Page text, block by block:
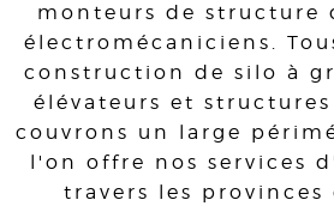
monteurs de structure
électromécaniciens.
construction de silo à
élévateurs et
couvrons un large
l'on offre nos services
travers les provinces